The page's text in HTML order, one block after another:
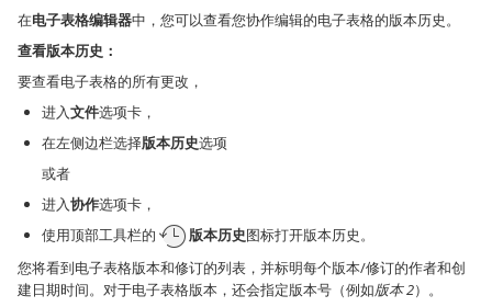
在电子表格编辑器中，您可以查看您协作编辑的电子表格的版本历史。
查看版本历史：
要查看电子表格的所有更改，
进入文件选项卡，
在左侧边栏选择版本历史选项
或者
进入协作选项卡，
使用顶部工具栏的
版本历史图标打开版本历史。
您将看到电子表格版本和修订的列表，并标明每个版本/修订的作者和创
建日期时间。对于电子表格版本，还会指定版本号（例如版本 2）。